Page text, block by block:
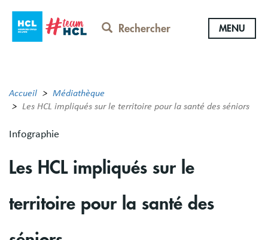
contenu
Rechercher MENU
Accueil
Médiathèque
Les HCL impliqués sur le territoire pour la santé des séniors
Infographie
Les HCL impliqués sur le
territoire pour la santé des